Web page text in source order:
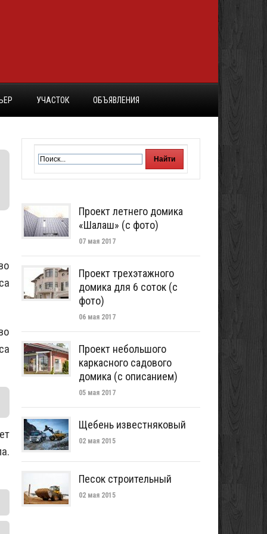
УЧАСТОК ОБЪЯВЛЕНИЯ
Проект летнего домика
«Шалаш» (с фото)
07 мая 2017
Проект трехэтажного
домика для 6 соток (с
фото)
06 мая 2017
Проект небольшого
каркасного садового
домика (с описанием)
05 мая 2017
Щебень известняковый
02 мая 2015
Песок строительный
02 мая 2015